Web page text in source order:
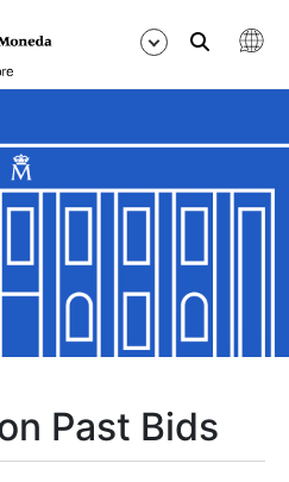
Past Bids